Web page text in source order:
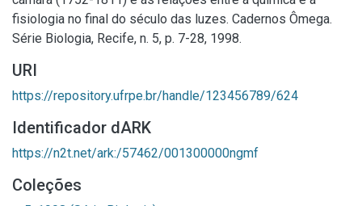
fisiologia no final do século das luzes. Cadernos Ômega.
Série Biologia, Recife, n. 5, p. 7-28, 1998.
URI
https://repository.ufrpe.br/handle/123456789/624
Identificador dARK
https://n2t.net/ark:/57462/001300000ngmf
Coleções